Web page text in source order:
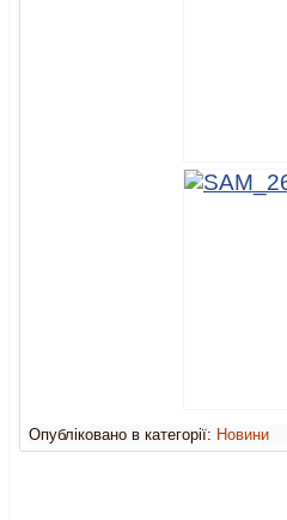
Опубліковано в категорії: Новини